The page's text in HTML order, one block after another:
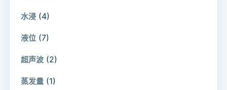
水浸 (4)
液位 (7)
超声波 (2)
蒸发量 (1)